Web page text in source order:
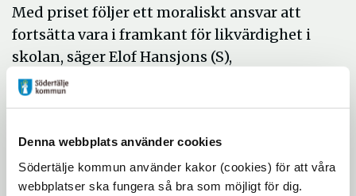
Denna webbplats använder cookies
Södertälje kommun använder kakor (cookies) för att våra
webbplatser ska fungera så bra som möjligt för dig.
Med priset följer ett moraliskt ansvar att
fortsätta vara i framkant för likvärdighet i
skolan, säger Elof Hansjons (S),
utbildningsnämndens ordförande.
Han fortsätter:
– Ytterst är detta ett pris till alla de lärare i
vår kommun som arbetat hårt med att
utveckla undervisningen och till alla de